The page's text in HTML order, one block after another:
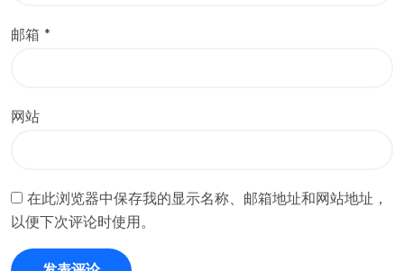
邮箱 *
网站
在此浏览器中保存我的显示名称、邮箱地址和网站地址，
以便下次评论时使用。